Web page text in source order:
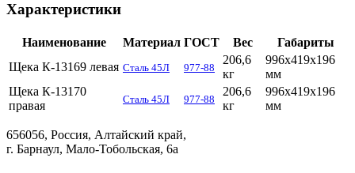
Характеристики
Наименование Материал ГОСТ Вес
Габариты
Щека К-13169 левая Сталь 45Л 977-88
206,6
кг
996х419х196
мм
Щека К-13170
правая
Сталь 45Л 977-88
206,6
кг
996х419х196
мм
656056, Россия, Алтайский край,
г. Барнаул, Мало-Тобольская, 6а